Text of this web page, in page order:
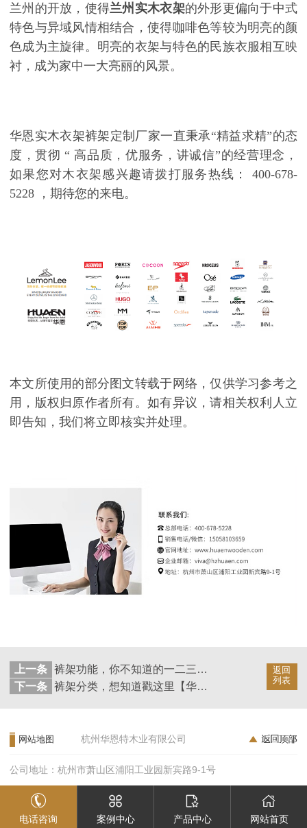
兰州的开放，使得兰州实木衣架的外形更偏向于中式
特色与异域风情相结合，使得咖啡色等较为明亮的颜
色成为主旋律。明亮的衣架与特色的民族衣服相互映
衬，成为家中一大亮丽的风景。
华恩实木衣架裤架定制厂家一直秉承“精益求精”的态
度，贯彻 “ 高品质，优服务，讲诚信”的经营理念，
如果您对木衣架感兴趣请拨打服务热线：
400-678-
5228
，期待您的来电。
本文所使用的部分图文转载于网络，仅供学习参考之
用，版权归原作者所有。如有异议，请相关权利人立
即告知，我们将立即核实并处理。
返回
列表
上一条
裤架功能，你不知道的一二三【华恩】
下一条
裤架分类，想知道戳这里【华恩】
网站地图 杭州华恩特木业有限公司
公司地址：杭州市萧山区浦阳工业园新宾路9-1号
电话咨询 案例中心 产品中心 网站首页